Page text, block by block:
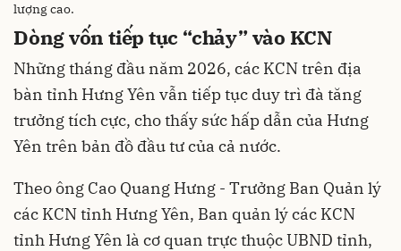
lượng cao.
Dòng vốn tiếp tục “chảy” vào KCN
Những tháng đầu năm 2026, các KCN trên địa
bàn tỉnh Hưng Yên vẫn tiếp tục duy trì đà tăng
trưởng tích cực, cho thấy sức hấp dẫn của Hưng
Yên trên bản đồ đầu tư của cả nước.
Theo ông Cao Quang Hưng - Trưởng Ban Quản lý
các KCN tỉnh Hưng Yên, Ban quản lý các KCN
tỉnh Hưng Yên là cơ quan trực thuộc UBND tỉnh,